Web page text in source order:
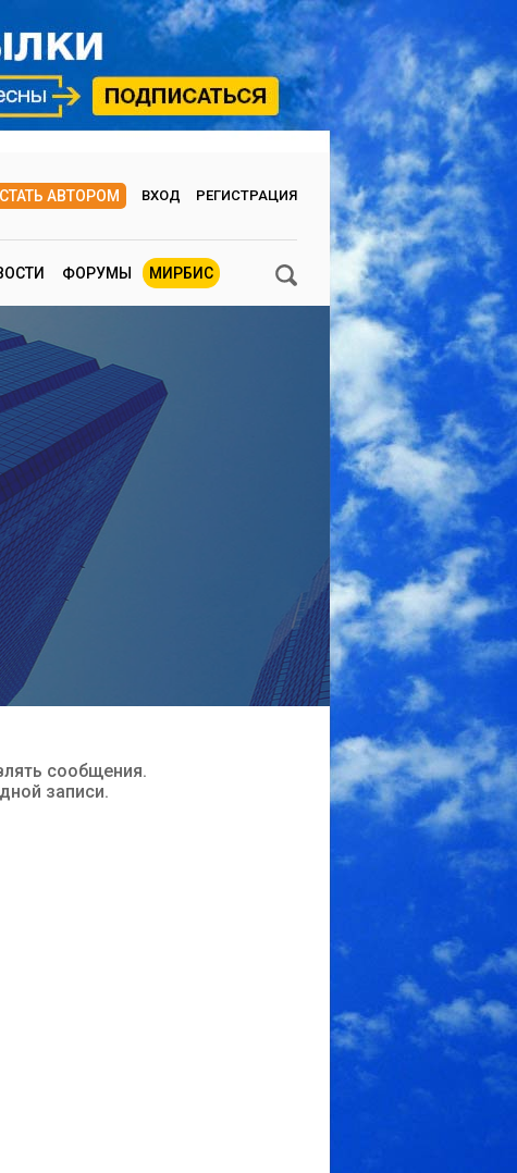
СТАТЬ АВТОРОМ ВХОД РЕГИСТРАЦИЯ
ФОРУМЫ МИРБИС
сообщения.
записи.